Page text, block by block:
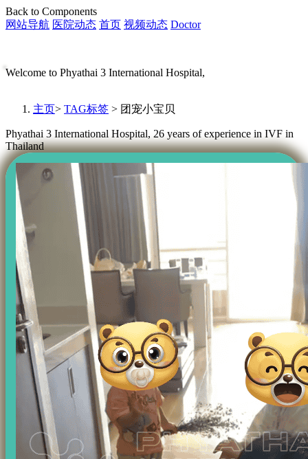
Back to Components
网站导航 医院动态 首页 视频动态 Doctor
Welcome to Phyathai 3 International Hospital,
主页> TAG标签 > 团宠小宝贝
Phyathai 3 International Hospital, 26 years of experience in IVF in
Thailand